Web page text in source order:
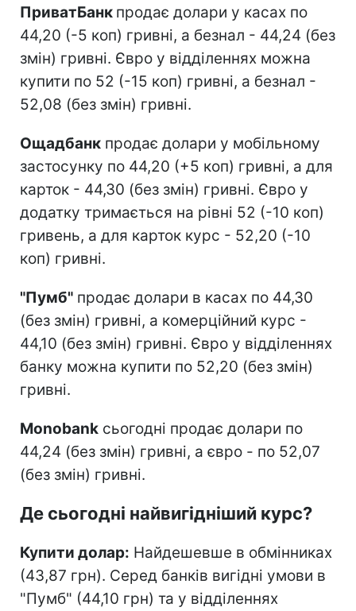
ПриватБанк продає долари у касах по
44,20 (-5 коп) гривні, а безнал - 44,24 (без
змін) гривні. Євро у відділеннях можна
купити по 52 (-15 коп) гривні, а безнал -
52,08 (без змін) гривні.
Ощадбанк продає долари у мобільному
застосунку по 44,20 (+5 коп) гривні, а для
карток - 44,30 (без змін) гривні. Євро у
додатку тримається на рівні 52 (-10 коп)
гривень, а для карток курс - 52,20 (-10
коп) гривні.
"Пумб" продає долари в касах по 44,30
(без змін) гривні, а комерційний курс -
44,10 (без змін) гривні. Євро у відділеннях
банку можна купити по 52,20 (без змін)
гривні.
Monobank сьогодні продає долари по
44,24 (без змін) гривні, а євро - по 52,07
(без змін) гривні.
Де сьогодні найвигідніший курс?
Купити долар: Найдешевше в обмінниках
(43,87 грн). Серед банків вигідні умови в
"Пумб" (44,10 грн) та у відділеннях